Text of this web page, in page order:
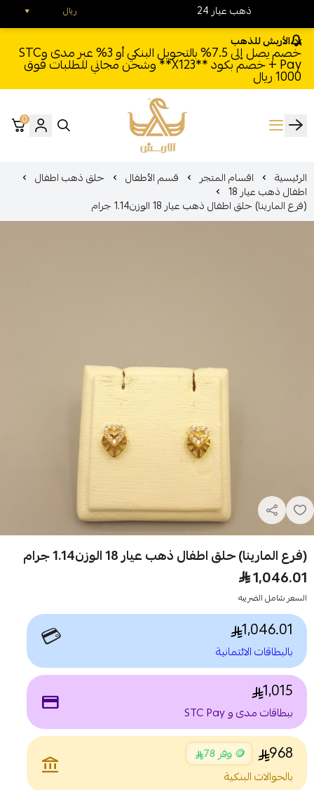
الأربش للذهب
خصم يصل إلى 7.5% بالتحويل البنكي أو 3% عبر مدى وSTC
Pay + خصم بكود **X123** وشحن مجاني للطلبات فوق
1000 ريال
الأربش للذهب
0
الرئيسية اقسام المتجر قسم الأطفال حلق ذهب اطفال
اطفال ذهب عيار 18
(فرع المارينا) حلق اطفال ذهب عيار 18 الوزن1.14 جرام
(فرع المارينا) حلق اطفال ذهب عيار 18 الوزن1.14 جرام
1,046.01
السعر شامل الضريبه
1,046.01
بالبطاقات الائتمانية 💳
1,015
ببطاقات مدى و STC Pay payment
968 🪙 وفر 78
بالحوالات البنكية
account_balance
24 ذهب عيار ريال